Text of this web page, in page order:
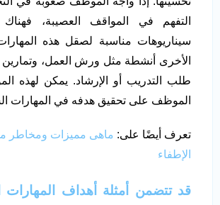
التفهم في المواقف العصيبة،
سيناريوهات مناسبة لصقل هذه
الأخرى أنشطة مثل ورش العمل، وتمارين
طلب التدريب أو الإرشاد. يمكن لهذه
الموظف على تحقيق هدفه في المهارات
تعرف أيضًا على: ماهى مميزات ومخاطر
الإطفاء
قد تتضمن أمثلة أهداف